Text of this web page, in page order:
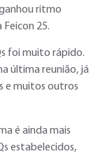
ritmo
Feicon 25.
foi muito rápido.
última reunião, já
e muitos outros
é ainda mais
estabelecidos,